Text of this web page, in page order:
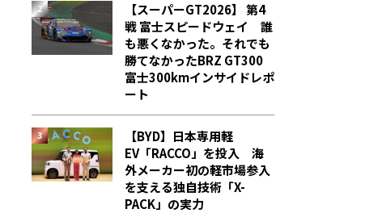
【スーパーGT2026】 第4
戦 富士スピードウェイ 誰
も悪くなかった。それでも
勝てなかった――BRZ GT300
富士300kmインサイドレポ
ート
【BYD】日本専用軽
EV「RACCO」を投入 海
外メーカー初の軽市場参入
を支える独自技術「X-
PACK」の実力